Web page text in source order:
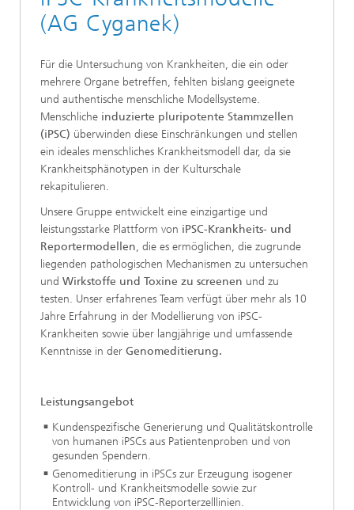
(AG Cyganek)
Für die Untersuchung von Krankheiten, die ein oder
mehrere Organe betreffen, fehlten bislang geeignete
und authentische menschliche Modellsysteme.
Menschliche induzierte pluripotente Stammzellen
(iPSC) überwinden diese Einschränkungen und stellen
ein ideales menschliches Krankheitsmodell dar, da sie
Krankheitsphänotypen in der Kulturschale
rekapitulieren.
Unsere Gruppe entwickelt eine einzigartige und
leistungsstarke Plattform von iPSC-Krankheits- und
Reportermodellen, die es ermöglichen, die zugrunde
liegenden pathologischen Mechanismen zu untersuchen
und Wirkstoffe und Toxine zu screenen und zu
testen. Unser erfahrenes Team verfügt über mehr als 10
Jahre Erfahrung in der Modellierung von iPSC-
Krankheiten sowie über langjährige und umfassende
Kenntnisse in der Genomeditierung.
Leistungsangebot
Kundenspezifische Generierung und Qualitätskontrolle
von humanen iPSCs aus Patientenproben und von
gesunden Spendern.
Genomeditierung in iPSCs zur Erzeugung isogener
Kontroll- und Krankheitsmodelle sowie zur
Entwicklung von iPSC-Reporterzelllinien.